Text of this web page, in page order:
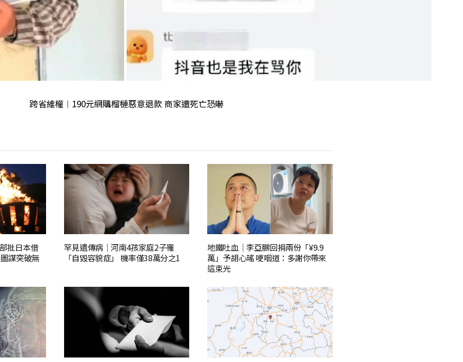
跨省維權︱190元網購榴槤惡意退款 商家遭死亡恐嚇
批日本借
謀突破無
罕見遺傳病｜河南4孩家庭2子罹
「自毀容貌症」 機率僅38萬分之1
地鐵吐血｜李亞鵬回捐兩份「¥9.9
萬」予胡心瑤 哽咽道：多謝你帶來
這束光